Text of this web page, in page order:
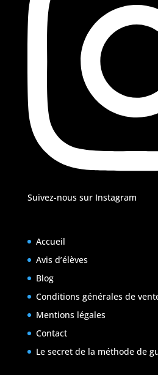
Suivez-nous sur Instagram
Accueil
Avis d’élèves
Blog
Conditions générales de
Mentions légales
Contact
Le secret de la méthode de